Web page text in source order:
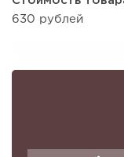
630 рублей